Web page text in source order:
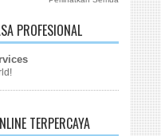
PROFESIONAL
TERPERCAYA